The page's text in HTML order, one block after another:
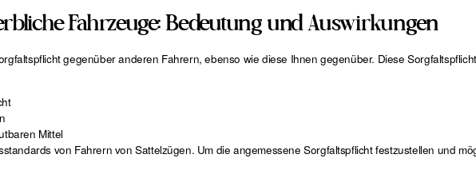
Fahrzeuge: Bedeutung und Auswirkungen
gegenüber anderen Fahrern, ebenso wie diese Ihnen gegenüber. Diese
Mittel
von Fahrern von Sattelzügen. Um die angemessene Sorgfaltspflicht festzustellen und